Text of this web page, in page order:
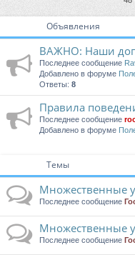
Объявления
ВАЖНО: Наши
Последнее сообщение
Добавлено в форуме
Ответы: 8
Правила
Последнее сообщение
Добавлено в форуме
Темы
Множественные
Последнее сообщение
Множественные
Последнее сообщение